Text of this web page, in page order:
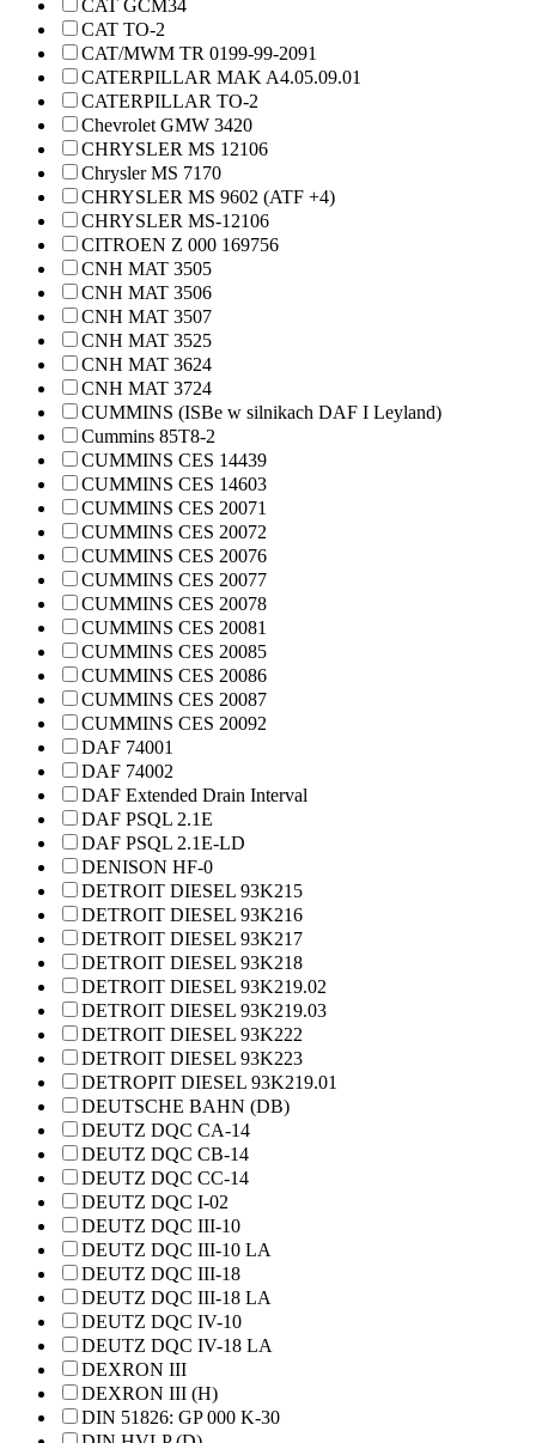
CAT GCM34
CAT TO-2
CAT/MWM TR 0199-99-2091
CATERPILLAR MAK A4.05.09.01
CATERPILLAR TO-2
Chevrolet GMW 3420
CHRYSLER MS 12106
Chrysler MS 7170
CHRYSLER MS 9602 (ATF +4)
CHRYSLER MS-12106
CITROEN Z 000 169756
CNH MAT 3505
CNH MAT 3506
CNH MAT 3507
CNH MAT 3525
CNH MAT 3624
CNH MAT 3724
CUMMINS (ISBe w silnikach DAF I Leyland)
Cummins 85T8-2
CUMMINS CES 14439
CUMMINS CES 14603
CUMMINS CES 20071
CUMMINS CES 20072
CUMMINS CES 20076
CUMMINS CES 20077
CUMMINS CES 20078
CUMMINS CES 20081
CUMMINS CES 20085
CUMMINS CES 20086
CUMMINS CES 20087
CUMMINS CES 20092
DAF 74001
DAF 74002
DAF Extended Drain Interval
DAF PSQL 2.1E
DAF PSQL 2.1E-LD
DENISON HF-0
DETROIT DIESEL 93K215
DETROIT DIESEL 93K216
DETROIT DIESEL 93K217
DETROIT DIESEL 93K218
DETROIT DIESEL 93K219.02
DETROIT DIESEL 93K219.03
DETROIT DIESEL 93K222
DETROIT DIESEL 93K223
DETROPIT DIESEL 93K219.01
DEUTSCHE BAHN (DB)
DEUTZ DQC CA-14
DEUTZ DQC CB-14
DEUTZ DQC CC-14
DEUTZ DQC I-02
DEUTZ DQC III-10
DEUTZ DQC III-10 LA
DEUTZ DQC III-18
DEUTZ DQC III-18 LA
DEUTZ DQC IV-10
DEUTZ DQC IV-18 LA
DEXRON III
DEXRON III (H)
DIN 51826: GP 000 K-30